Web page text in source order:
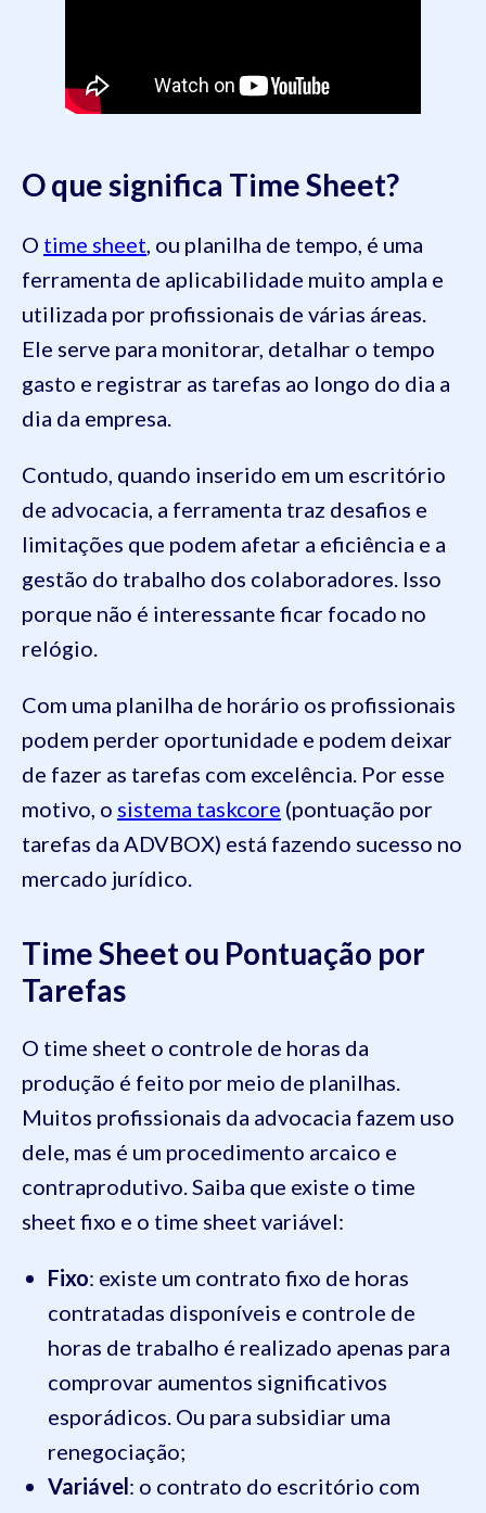
O que significa Time Sheet?
O time sheet , ou planilha de tempo, é uma
ferramenta de aplicabilidade muito ampla e
utilizada por profissionais de várias áreas.
Ele serve para monitorar, detalhar o tempo
gasto e registrar as tarefas ao longo do dia a
dia da empresa.
Contudo, quando inserido em um escritório
de advocacia, a ferramenta traz desafios e
limitações que podem afetar a eficiência e a
gestão do trabalho dos colaboradores. Isso
porque não é interessante ficar focado no
relógio.
Com uma planilha de horário os profissionais
podem perder oportunidade e podem deixar
de fazer as tarefas com excelência. Por esse
motivo, o sistema taskcore (pontuação por
tarefas da ADVBOX) está fazendo sucesso no
mercado jurídico.
Time Sheet ou Pontuação por
Tarefas
O time sheet o controle de horas da
produção é feito por meio de planilhas.
Muitos profissionais da advocacia fazem uso
dele, mas é um procedimento arcaico e
contraprodutivo. Saiba que existe o time
sheet fixo e o time sheet variável:
Fixo: existe um contrato fixo de horas
contratadas disponíveis e controle de
horas de trabalho é realizado apenas para
comprovar aumentos significativos
esporádicos. Ou para subsidiar uma
renegociação;
Variável: o contrato do escritório com